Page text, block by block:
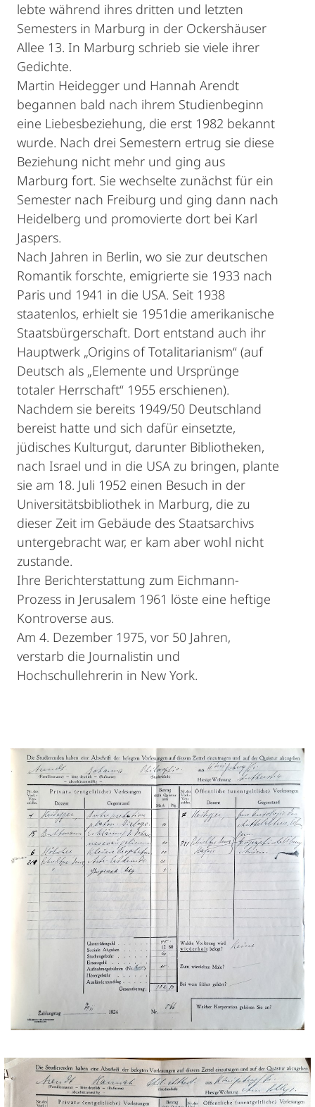
lebte während ihres dritten und letzten
Semesters in Marburg in der Ockershäuser
Allee 13. In Marburg schrieb sie viele ihrer
Gedichte.
Martin Heidegger und Hannah Arendt
begannen bald nach ihrem Studienbeginn
eine Liebesbeziehung, die erst 1982 bekannt
wurde. Nach drei Semestern ertrug sie diese
Beziehung nicht mehr und ging aus
Marburg fort. Sie wechselte zunächst für ein
Semester nach Freiburg und ging dann nach
Heidelberg und promovierte dort bei Karl
Jaspers.
Nach Jahren in Berlin, wo sie zur deutschen
Romantik forschte, emigrierte sie 1933 nach
Paris und 1941 in die USA. Seit 1938
staatenlos, erhielt sie 1951die amerikanische
Staatsbürgerschaft. Dort entstand auch ihr
Hauptwerk „Origins of Totalitarianism“ (auf
Deutsch als „Elemente und Ursprünge
totaler Herrschaft“ 1955 erschienen).
Nachdem sie bereits 1949/50 Deutschland
bereist hatte und sich dafür einsetzte,
jüdisches Kulturgut, darunter Bibliotheken,
nach Israel und in die USA zu bringen, plante
sie am 18. Juli 1952 einen Besuch in der
Universitätsbibliothek in Marburg, die zu
dieser Zeit im Gebäude des Staatsarchivs
untergebracht war, er kam aber wohl nicht
zustande.
Ihre Berichterstattung zum Eichmann-
Prozess in Jerusalem 1961 löste eine heftige
Kontroverse aus.
Am 4. Dezember 1975, vor 50 Jahren,
verstarb die Journalistin und
Hochschullehrerin in New York.